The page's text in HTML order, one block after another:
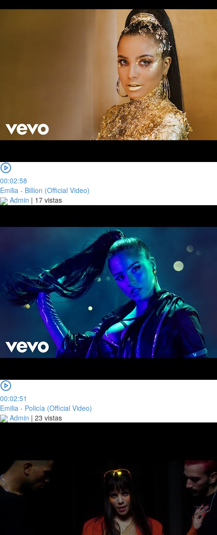
00:02:58
Emilia - Billion (Official Video)
Admin | 17 vistas
00:02:51
Emilia - Policía (Official Video)
Admin | 23 vistas